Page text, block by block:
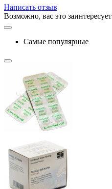
Написать отзыв
Возможно, вас это заинтересует
Самые популярные